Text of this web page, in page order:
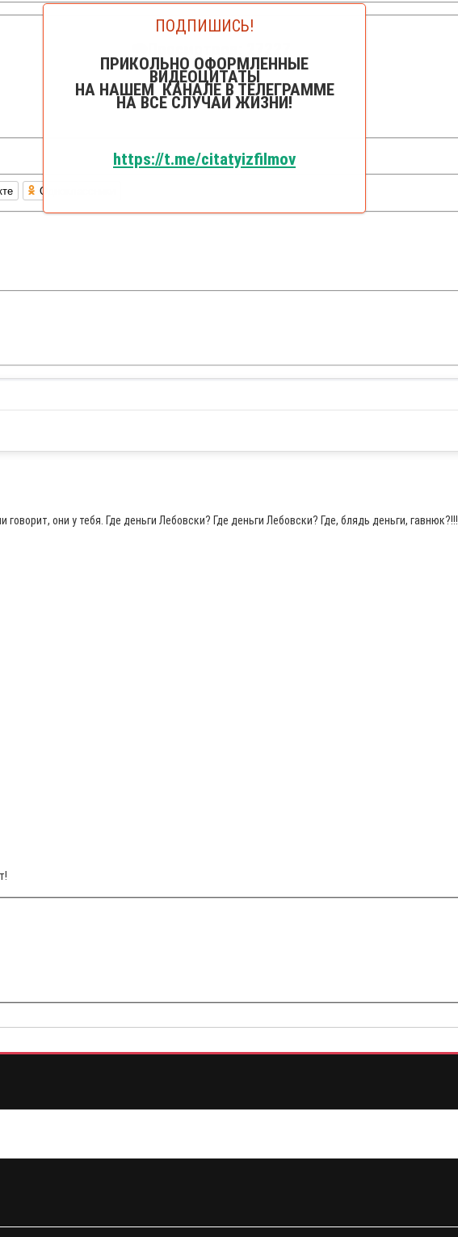
Одноклассники
они у тебя. Где деньги Лебовски? Где деньги Лебовски? Где, блядь деньги, гавнюк?!!!
ПОДПИШИСЬ!
ПРИКОЛЬНО ОФОРМЛЕННЫЕ
ВИДЕОЦИТАТЫ
НА НАШЕМ КАНАЛЕ В ТЕЛЕГРАММЕ
НА ВСЕ СЛУЧАИ ЖИЗНИ!
https://t.me/citatyizfilmov